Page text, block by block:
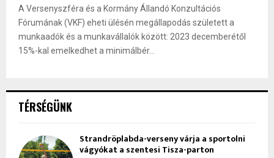
A Versenyszféra és a Kormány Állandó Konzultációs
Fórumának (VKF) eheti ülésén megállapodás született a
munkaadók és a munkavállalók között: 2023 decemberétől
15%-kal emelkedhet a minimálbér...
TÉRSÉGÜNK
Strandröplabda-verseny várja a sportolni
vágyókat a szentesi Tisza-parton